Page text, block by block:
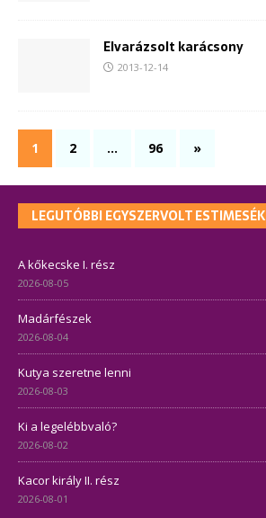
Elvarázsolt karácsony
2013-12-14
1 2 … 96 »
LEGUTÓBBI EGYSZERVOLT ESTIMESÉK
A kőkecske I. rész
2026-08-05
Madárfészek
2026-08-04
Kutya szeretne lenni
2026-08-03
Ki a legelébbvaló?
2026-08-02
Kacor király II. rész
2026-08-01